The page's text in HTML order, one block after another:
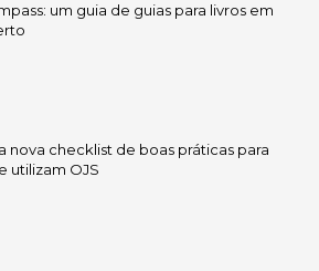
um guia de guias para livros em
nova checklist de boas práticas para
utilizam OJS